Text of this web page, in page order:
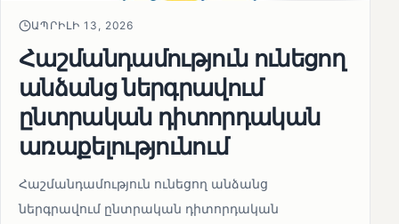
ԱՊՐԻԼԻ 13, 2026
Հաշմանդամություն ունեցող
անձանց ներգրավում
ընտրական դիտորդական
առաքելությունում
Հաշմանդամություն ունեցող անձանց
ներգրավում ընտրական դիտորդական